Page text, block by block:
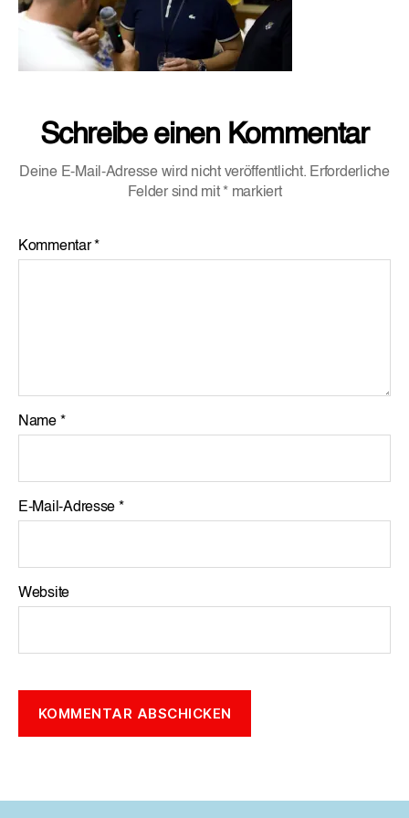
Schreibe einen Kommentar
Deine E-Mail-Adresse wird nicht veröffentlicht. Erforderliche
Felder sind mit * markiert
Kommentar*
Name *
E-Mail-Adresse *
Website